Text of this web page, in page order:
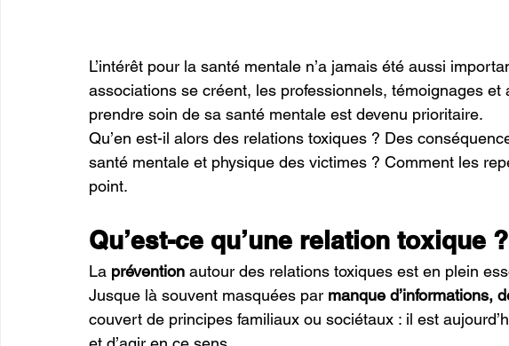
L’intérêt pour la santé mentale n’a jamais été aussi
associations se créent, les professionnels, témoignages
prendre soin de sa santé mentale est devenu prioritaire.
Qu’en est-il alors des relations toxiques ? Des
santé mentale et physique des victimes ? Comment les
point.
Qu’est-ce qu’une relation toxique ?
La prévention autour des relations toxiques est en plein
Jusque là souvent masquées par manque d’informations,
couvert de principes familiaux ou sociétaux : il est